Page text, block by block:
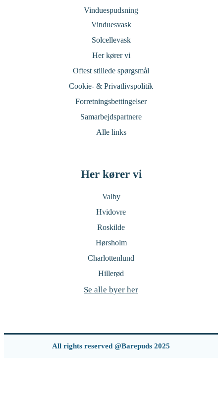
Vinduespudsning
Vinduesvask
Solcellevask
Her kører vi
Oftest stillede spørgsmål
Cookie- & Privatlivspolitik
Forretningsbettingelser
Samarbejdspartnere
Alle links
Her kører vi
Valby
Hvidovre
Roskilde
Hørsholm
Charlottenlund
Hillerød
Se alle byer her
All rights reserved @Barepuds 2025